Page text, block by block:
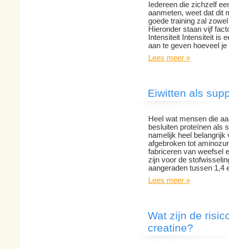
Iedereen die zichzelf
aanmeten, weet dat dit
goede training zal
Hieronder staan vijf
Intensiteit Intensiteit is
aan te geven hoeveel
Lees meer »
Eiwitten als
Heel wat mensen die
besluiten proteïnen als
namelijk heel belangrijk
afgebroken tot
fabriceren van weefsel
zijn voor de
aangeraden tussen 1,4
Lees meer »
Wat zijn de
creatine?